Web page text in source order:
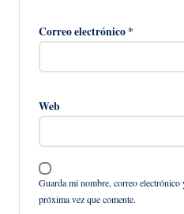
Correo electrónico*
Web
Guarda mi nombre, correo electrónico
próxima vez que comente.